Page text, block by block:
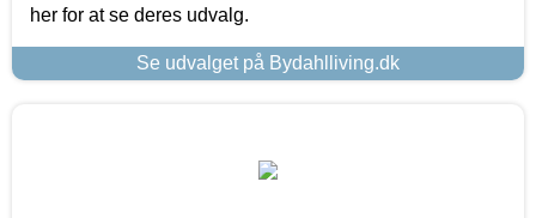
her for at se deres udvalg.
Se udvalget på Bydahlliving.dk